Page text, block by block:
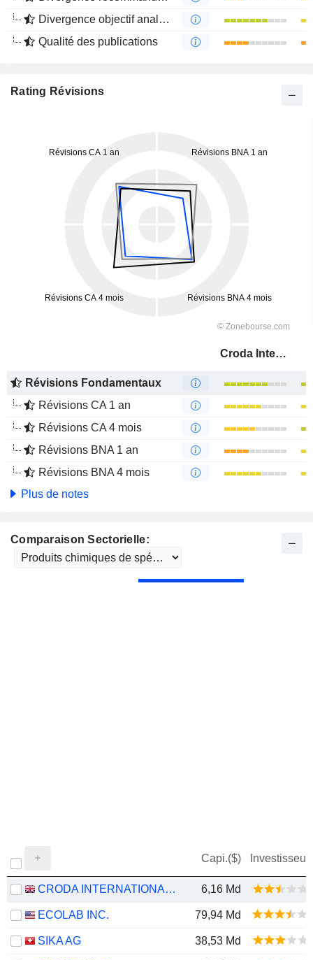
Divergence objectif analystes
Qualité des publications
Rating Révisions
Croda International Plc
Révisions Fondamentaux
Révisions CA 1 an
Révisions CA 4 mois
Révisions BNA 1 an
Révisions BNA 4 mois
Plus de notes
Comparaison Sectorielle:
Capi.($) Investisseur
CRODA INTERNATIONAL PLC 6,16 Md
ECOLAB INC. 79,94 Md
SIKA AG 38,53 Md